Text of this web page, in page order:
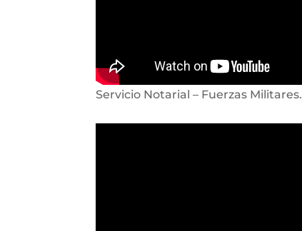
Servicio Notarial – Fuerzas Militares.